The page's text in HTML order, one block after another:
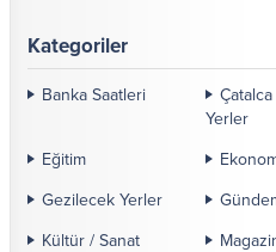
Kategoriler
Banka Saatleri
Yerler
Eğitim
Gezilecek Yerler
Kültür / Sanat